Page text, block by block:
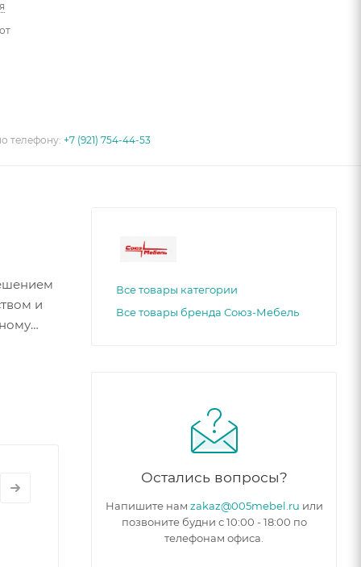
телефону:+7 (921) 754-44-53
и
Все товары категории
Все товары бренда Союз-Мебель
Остались вопросы?
Напишите нам zakaz@005mebel.ru или
позвоните будни с 10:00 - 18:00 по
телефонам офиса.